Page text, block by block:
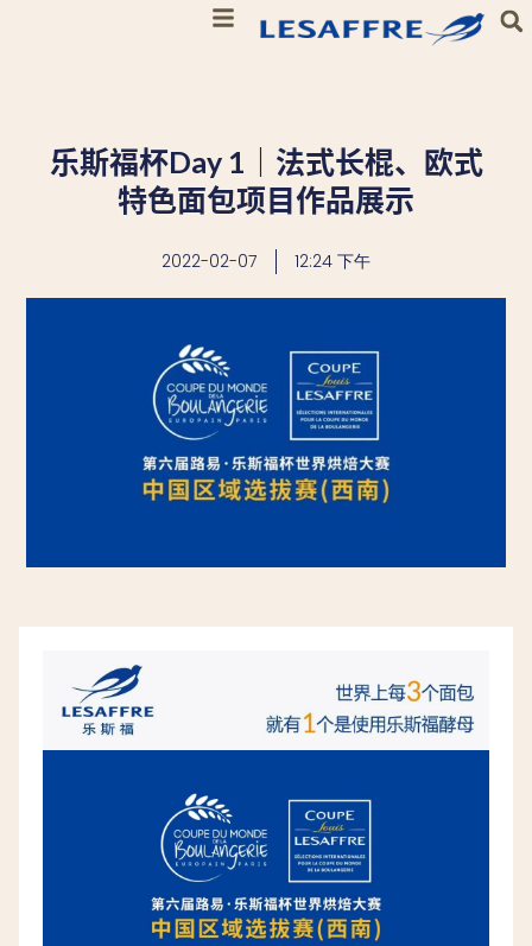
乐斯福杯Day 1｜法式长棍、欧式
特色面包项目作品展示
2022-02-07 12:24 下午